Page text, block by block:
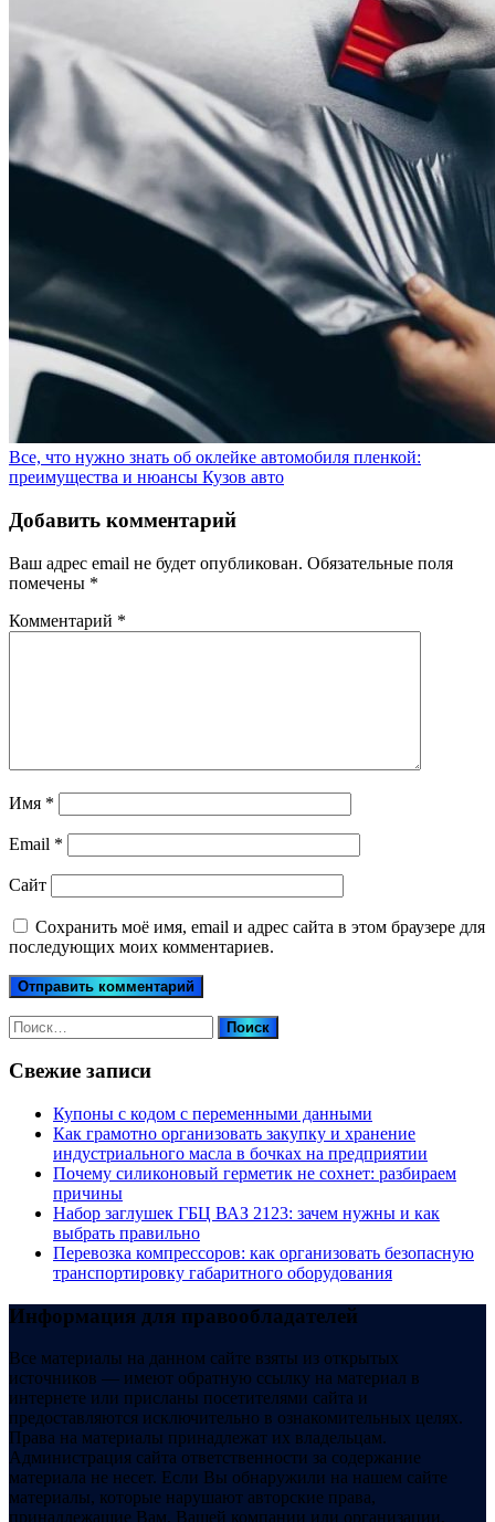
Все, что нужно знать об оклейке автомобиля пленкой:
преимущества и нюансы Кузов авто
Добавить комментарий
Ваш адрес email не будет опубликован. Обязательные поля
помечены *
Комментарий *
Имя *
Email *
Сайт
Сохранить моё имя, email и адрес сайта в этом браузере для
последующих моих комментариев.
Найти:
Свежие записи
Купоны c кодом с переменными данными
Как грамотно организовать закупку и хранение
индустриального масла в бочках на предприятии
Почему силиконовый герметик не сохнет: разбираем
причины
Набор заглушек ГБЦ ВАЗ 2123: зачем нужны и как
выбрать правильно
Перевозка компрессоров: как организовать безопасную
транспортировку габаритного оборудования
Информация для правообладателей
Все материалы на данном сайте взяты из открытых
источников — имеют обратную ссылку на материал в
интернете или присланы посетителями сайта и
предоставляются исключительно в ознакомительных целях.
Права на материалы принадлежат их владельцам.
Администрация сайта ответственности за содержание
материала не несет. Если Вы обнаружили на нашем сайте
материалы, которые нарушают авторские права,
принадлежащие Вам, Вашей компании или организации,